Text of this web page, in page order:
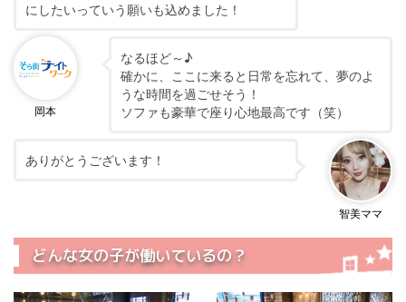
にしたいっていう願いも込めました！
岡本
なるほど～♪
確かに、ここに来ると日常を忘れて、夢のよ
うな時間を過ごせそう！
ソファも豪華で座り心地最高です（笑）
智美ママ
ありがとうございます！
どんな女の子が働いているの？